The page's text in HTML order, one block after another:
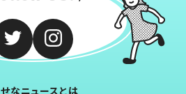
なニュースとは